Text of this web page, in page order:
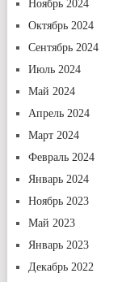
Ноябрь 2024
Октябрь 2024
Сентябрь 2024
Июль 2024
Май 2024
Апрель 2024
Март 2024
Февраль 2024
Январь 2024
Ноябрь 2023
Май 2023
Январь 2023
Декабрь 2022